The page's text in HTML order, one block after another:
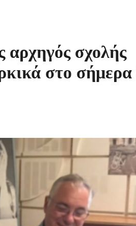
σχολής
στο σήμερα